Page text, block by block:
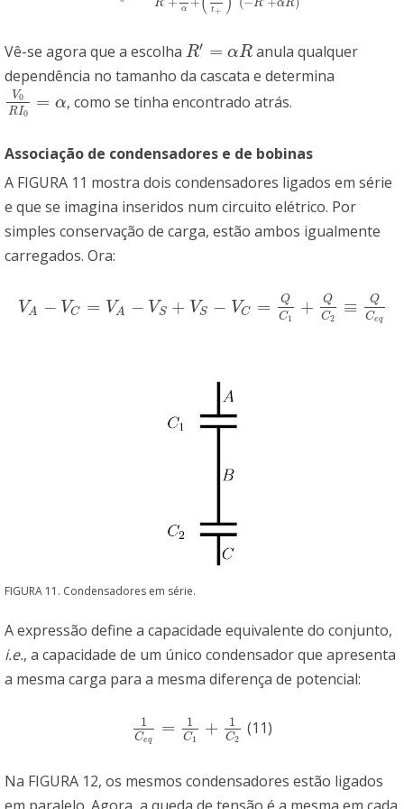
R
α
t+
R αR
Vê-se agora que a escolha R′ = αR
R′= αR
anula qualquer
dependência no tamanho da cascata e determina
V0
RI0
= α
V0R 0= α , como se tinha encontrado atrás.
Associação de condensadores e de bobinas
A FIGURA 11 mostra dois condensadores ligados em série
e que se imagina inseridos num circuito elétrico. Por
simples conservação de carga, estão ambos igualmente
carregados. Ora:
VA − VC = VA − VS + VS − VC =
Q
C1
+
Q
C2
≡
Q
Ceq
VA− VC=VA−V S+V S− VC=Q C1+ QC 2≡Q Ce q
FIGURA 11. Condensadores em série.
A expressão define a capacidade equivalente do conjunto,
i.e., a capacidade de um único condensador que apresenta
a mesma carga para a mesma diferença de potencial:
1
Ceq
= 1
C1
+ 1
C2
1Ce q=1 C1+1C 2 (11)
Na FIGURA 12, os mesmos condensadores estão ligados